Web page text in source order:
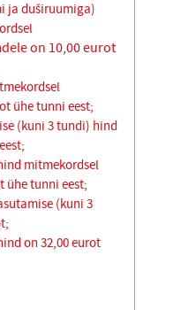
ja duširuumiga)
on 10,00 eurot
ühe tunni eest;
(kuni 3 tundi) hind
mitmekordsel
ühe tunni eest;
(kuni 3
on 32,00 eurot